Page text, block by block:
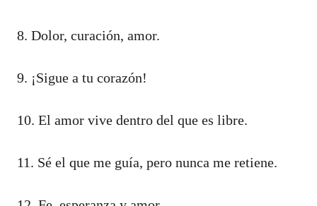
8. Dolor, curación, amor.
9. ¡Sigue a tu corazón!
10. El amor vive dentro del que es libre.
11. Sé el que me guía, pero nunca me retiene.